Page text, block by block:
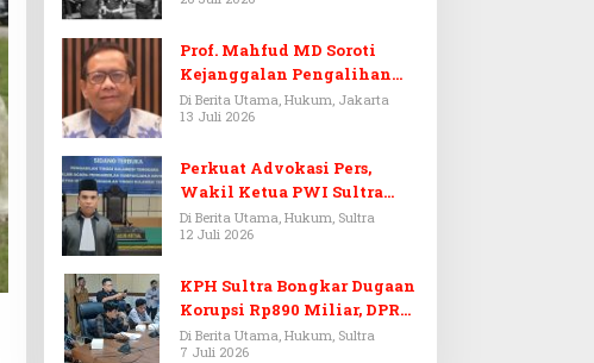
Prof. Mahfud MD Soroti
Kejanggalan Pengalihan
Penyelidikan Tersangka
Febrie Adriansyah
Di Berita Utama, Hukum, Jakarta
13 Juli 2026
Perkuat Advokasi Pers,
Wakil Ketua PWI Sultra
Resmi Dilantik Menjadi
Advokat PERADI
Di Berita Utama, Hukum, Sultra
12 Juli 2026
KPH Sultra Bongkar Dugaan
Korupsi Rp890 Miliar, DPRD
Sultra Gelar RDP
Di Berita Utama, Hukum, Sultra
7 Juli 2026